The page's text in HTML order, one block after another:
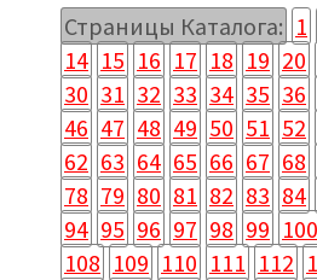
Страницы Каталога: 1
14 15 16 17 18 19 20
30 31 32 33 34 35 36
46 47 48 49 50 51 52
62 63 64 65 66 67 68
78 79 80 81 82 83 84
94 95 96 97 98 99 100
108 109 110 111 112